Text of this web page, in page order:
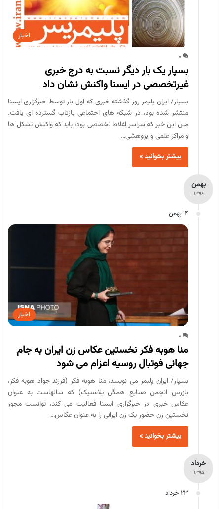
اخبار
0
بسپار یک بار دیگر نسبت به درج خبری
غیرتخصصی در ایسنا واکنش نشان داد
بسپار/ ایران پلیمر روز گذشته خبری که اول بار توسط خبرگزاری ایسنا
منتشر شده بود، در شبکه های اجتماعی بازتاب گسترده ای یافت.
متن این خبر که سراسر اغلاط تخصصی بود، باید که واکنش تشکل ها
و مراکز علمی و پژوهشی…
بیشتر بخوانید »
بهمن
- 1396 -
14 بهمن
اخبار
0
منا هوبه فکر نخستین عکاس زن ایران به جام
جهانی فوتبال روسیه اعزام می شود
بسپار/ ایران پلیمر می نویسد، منا هوبه فکر (فرزند جواد هوبه فکر،
بازرس انجمن صنایع همگن پلاستیک) که سالهاست به عنوان
عکاس خبری در خبرگزاری ایسنا فعالیت می کند، توانست مجوز
نخستین زن حضور یک زن ایرانی را به عنوان عکاس…
بیشتر بخوانید »
خرداد
- 1395 -
23 خرداد